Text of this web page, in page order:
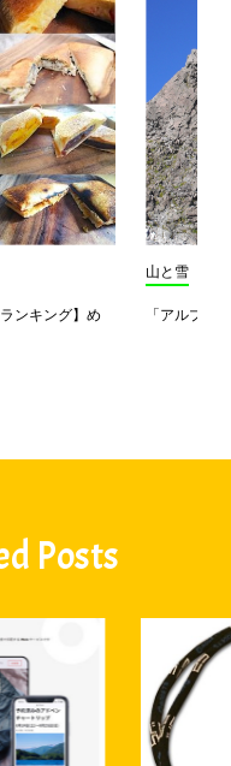
ンキング】め
山と雪
「アルプス
Posts